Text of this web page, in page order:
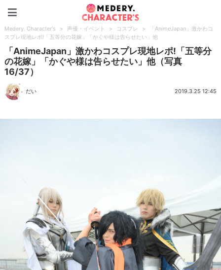
Medery. Character's > 声優・イベント > コスプレ >
「AnimeJapan」激かわコ
スプレ現地レポ!「五等分の花嫁」「かぐや様は告らせたい」他
「AnimeJapan」激かわコスプレ現地レポ!「五等分
の花嫁」「かぐや様は告らせたい」他（写真
16/37）
だい 2019.3.25 12:45